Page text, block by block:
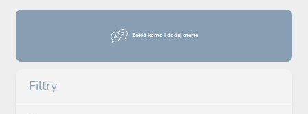
Załóż konto i dodaj ofertę
Filtry